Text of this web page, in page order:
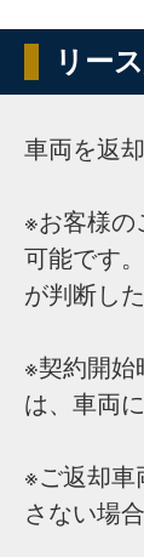
リー
車両を返
※お客様の
可能です
が判断し
※契約開始
は、車両
※ご返却車
さない場